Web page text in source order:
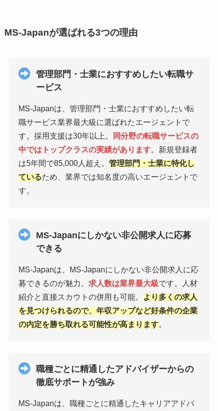
MS-Japanが選ばれる3つの理由
管理部門・士業におすすめしたい転職サ
ービス
MS-Japanは、管理部門・士業におすすめしたい転
職サービス業界最大級に選ばれたエージェントで
す。採用支援は30年以上。
同分野の転職サービスの
中ではトップクラスの実績があります。新規登録者
は5年間で85,000人超え。 管理部門・士業に特化し
ているため、業界では知名度の高いエージェントで
す。
MS-Japanにしかない非公開求人に応募
できる
MS-Japanは、MS-Japanにしかない非公開求人に応
募できるのが魅力。 求人数は業界最大級です。人材
紹介と直接スカウトの併用も可能。
より多くの求人
を見つけられるので、年収アップなど好条件の企業
の内定を勝ち取れる可能性が高まります。
職種ごとに精通したアドバイザーからの
徹底サポートが強み
MS-Japanは、職種ごとに精通したキャリアアドバ